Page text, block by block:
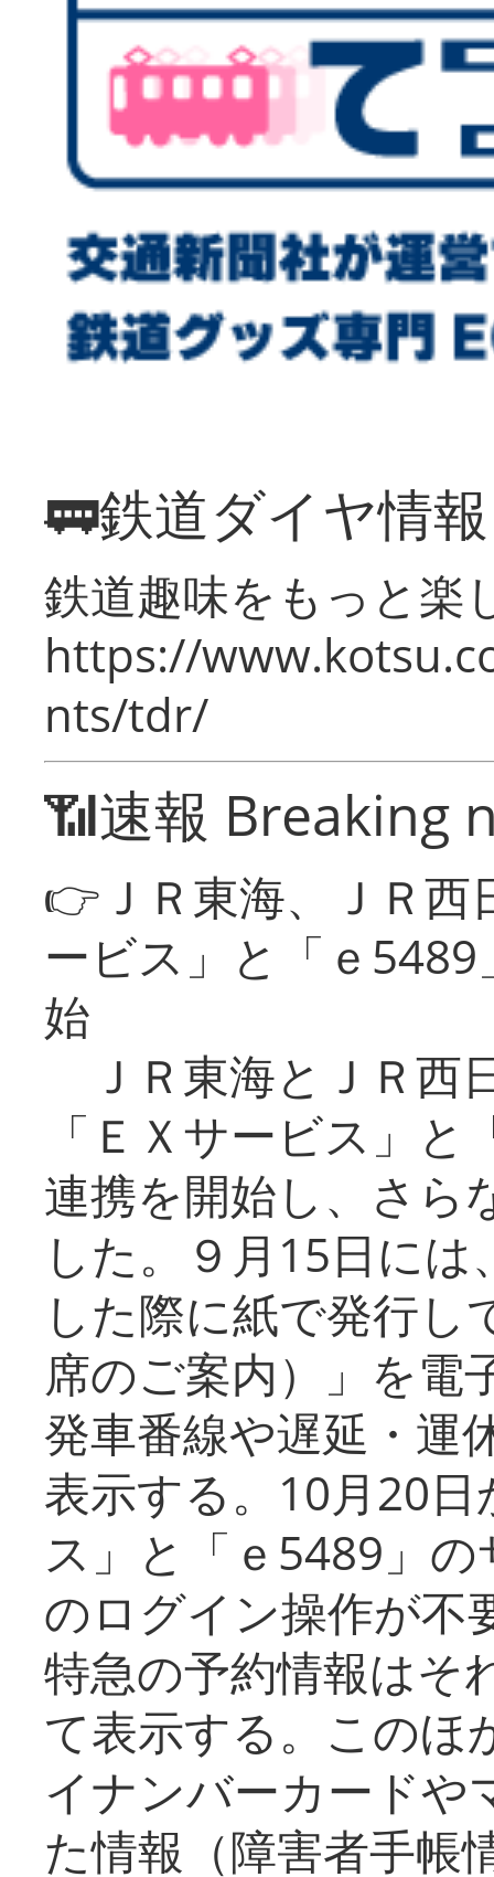
🚃鉄道ダイヤ情
鉄道趣味をもっと楽
https://
nts/tdr/
📶速報 Breaking
👉ＪＲ東海、ＪＲ
ービス」と「ｅ
始
ＪＲ東海とＪＲ西
「ＥＸサービス」
連携を開始し、さら
した。９月15日に
した際に紙で発行し
席のご案内）」を電
発車番線や遅延・運
表示する。10月20
ス」と「ｅ5489」
のログイン操作が不
特急の予約情報はそ
て表示する。このほ
イナンバーカードや
た情報（障害者手帳